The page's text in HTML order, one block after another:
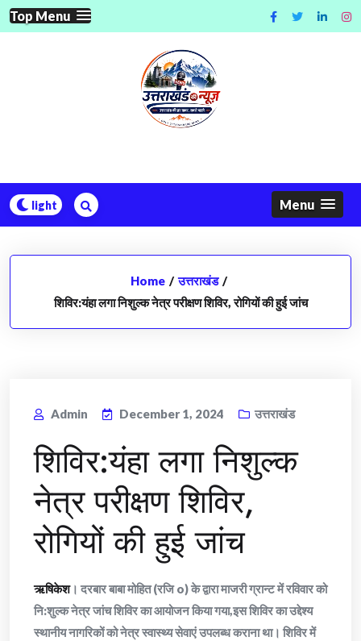
Skip
to
Top Menu
Menu
Home / उत्तराखंड /
शिविर:यंहा लगा निशुल्क नेत्र परीक्षण शिविर, रोगियों की हुई जांच
Admin December 1, 2024 उत्तराखंड
शिविर:यंहा लगा निशुल्क
नेत्र परीक्षण शिविर,
रोगियों की हुई जांच
ऋषिकेश। दरबार बाबा मोहित (रजि o) के द्वारा माजरी ग्रान्ट में रविवार को
नि:शुल्क नेत्र जांच शिविर का आयोजन किया गया,इस शिविर का उद्देश्य
स्थानीय नागरिकों को नेत्र स्वास्थ्य सेवाएं उपलब्ध कराना था। शिविर में